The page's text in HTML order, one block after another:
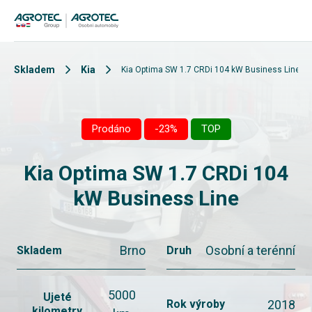
Skladem Kia Kia Optima SW 1.7 CRDi 104 kW Business Line
Prodáno -23% TOP
Kia Optima SW 1.7 CRDi 104
kW Business Line
Skladem Brno Druh Osobní a terénní
Ujeté
5000
Rok výroby 2018